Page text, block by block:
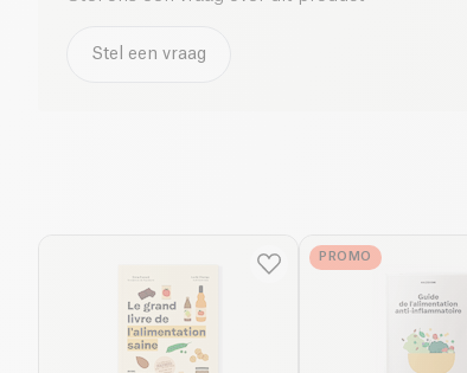
Stel een vraag
PROMO